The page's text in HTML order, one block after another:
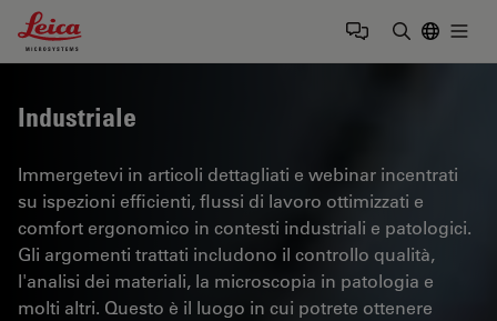
Leica Microsystems Logo
Industriale
Immergetevi in articoli dettagliati e webinar incentrati
su ispezioni efficienti, flussi di lavoro ottimizzati e
comfort ergonomico in contesti industriali e patologici.
Gli argomenti trattati includono il controllo qualità,
l'analisi dei materiali, la microscopia in patologia e
molti altri. Questo è il luogo in cui potrete ottenere